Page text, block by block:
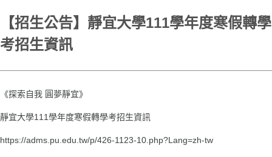
【招生公告】靜宜大學111學年度寒假轉學
考招生資訊
《探索自我 圓夢靜宜》
靜宜大學111學年度寒假轉學考招生資訊
https://adms.pu.edu.tw/p/426-1123-10.php?Lang=zh-tw